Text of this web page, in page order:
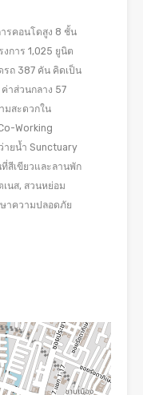
รคอนโดสูง 8 ชั้น
การ 1,025 ยูนิต
ถ 387 คัน คิดเป็น
าส่วนกลาง 57
มสะดวกใน
Working
ายน้ำ Sunctuary
สีเขียวและลานพัก
เนส, สวนหย่อม
าความปลอดภัย